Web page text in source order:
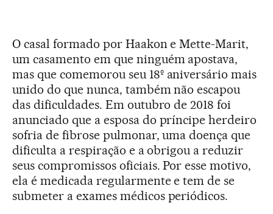
O casal formado por Haakon e Mette-Marit,
um casamento em que ninguém apostava,
mas que comemorou seu 18º aniversário mais
unido do que nunca, também não escapou
das dificuldades. Em outubro de 2018 foi
anunciado que a esposa do príncipe herdeiro
sofria de fibrose pulmonar, uma doença que
dificulta a respiração e a obrigou a reduzir
seus compromissos oficiais. Por esse motivo,
ela é medicada regularmente e tem de se
submeter a exames médicos periódicos.